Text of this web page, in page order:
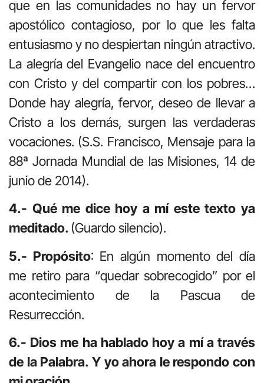
que en las comunidades no hay un fervor
apostólico contagioso, por lo que les falta
entusiasmo y no despiertan ningún atractivo.
La alegría del Evangelio nace del encuentro
con Cristo y del compartir con los pobres…
Donde hay alegría, fervor, deseo de llevar a
Cristo a los demás, surgen las verdaderas
vocaciones. (S.S. Francisco, Mensaje para la
88ª Jornada Mundial de las Misiones, 14 de
junio de 2014).
4.- Qué me dice hoy a mí este texto ya
meditado.(Guardo silencio).
5.- Propósito: En algún momento del día
me retiro para “quedar sobrecogido” por el
acontecimiento de la Pascua de
Resurrección.
6.- Dios me ha hablado hoy a mí a través
de la Palabra. Y yo ahora le respondo con